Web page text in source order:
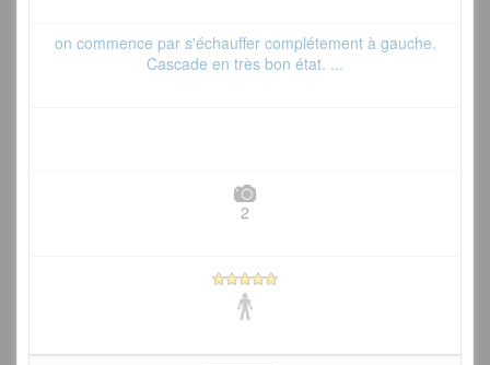
on commence par s'échauffer complétement à gauche.
Cascade en très bon état. ...
2